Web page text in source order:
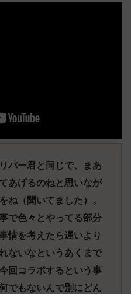
バー君と同じで、まあ
あげるのねと思いなが
ね（聞いてました）。
で色々とやってる部分
情を考えたら遅いより
ないなというあくまで
回コラボするという事
でもないんで別にどん